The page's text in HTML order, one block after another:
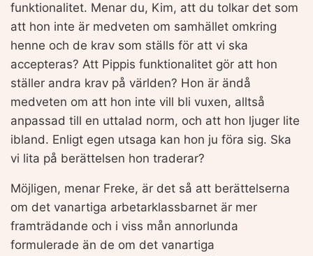
funktionalitet. Menar du, Kim, att du tolkar det som
att hon inte är medveten om samhället omkring
henne och de krav som ställs för att vi ska
accepteras? Att Pippis funktionalitet gör att hon
ställer andra krav på världen? Hon är ändå
medveten om att hon inte vill bli vuxen, alltså
anpassad till en uttalad norm, och att hon ljuger lite
ibland. Enligt egen utsaga kan hon ju föra sig. Ska
vi lita på berättelsen hon traderar?
Möjligen, menar Freke, är det så att berättelserna
om det vanartiga arbetarklassbarnet är mer
framträdande och i viss mån annorlunda
formulerade än de om det vanartiga